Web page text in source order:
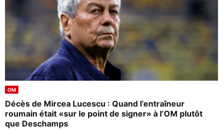
OM
Décès de Mircea Lucescu : Quand l’entraîneur
roumain était «sur le point de signer» à l’OM plutôt
que Deschamps